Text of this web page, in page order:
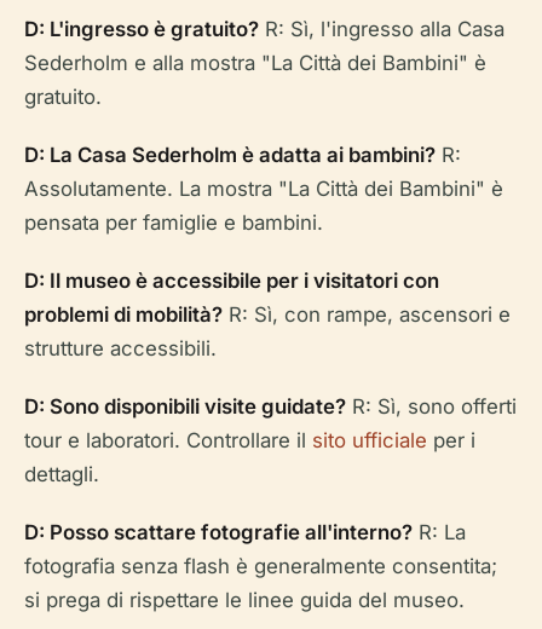
D: L'ingresso è gratuito? R: Sì, l'ingresso alla Casa
Sederholm e alla mostra "La Città dei Bambini" è
gratuito.
D: La Casa Sederholm è adatta ai bambini? R:
Assolutamente. La mostra "La Città dei Bambini" è
pensata per famiglie e bambini.
D: Il museo è accessibile per i visitatori con
problemi di mobilità? R: Sì, con rampe, ascensori e
strutture accessibili.
D: Sono disponibili visite guidate? R: Sì, sono offerti
tour e laboratori. Controllare il sito ufficiale per i
dettagli.
D: Posso scattare fotografie all'interno? R: La
fotografia senza flash è generalmente consentita;
si prega di rispettare le linee guida del museo.